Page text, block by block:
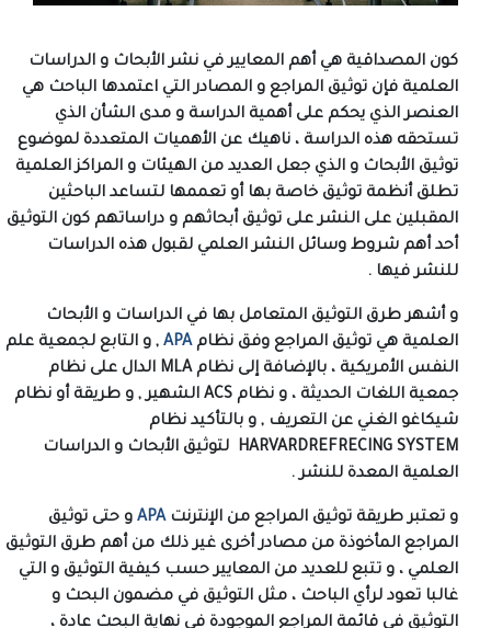
كون المصداقية هي أهم المعايير في نشر الأبحاث و الدراسات
العلمية فإن توثيق المراجع و المصادر التي اعتمدها الباحث هي
العنصر الذي يحكم على أهمية الدراسة و مدى الشأن الذي
تستحقه هذه الدراسة ، ناهيك عن الأهميات المتعددة لموضوع
توثيق الأبحاث و الذي جعل العديد من الهيئات و المراكز العلمية
تطلق أنظمة توثيق خاصة بها أو تعممها لتساعد الباحثين
المقبلين على النشر على توثيق أبحاثهم و دراساتهم كون التوثيق
أحد أهم شروط وسائل النشر العلمي لقبول هذه الدراسات
للنشر فيها .
و أشهر طرق التوثيق المتعامل بها في الدراسات و الأبحاث
العلمية هي توثيق المراجع وفق نظامAPA
,و التابع لجمعية علم
النفس الأمريكية ، بالإضافة إلى نظامMLA الدال على نظام
جمعية اللغات الحديثة ، و نظامACS الشهير , و طريقة أو نظام
شيكاغو الغني عن التعريف , و بالتأكيد نظام
HARVARDREFRECING SYSTEM لتوثيق الأبحاث و الدراسات
العلمية المعدة للنشر .
و تعتبر طريقة توثيق المراجع من الإنترنتAPA و حتى توثيق
المراجع المأخوذة من مصادر أخرى غير ذلك من أهم طرق التوثيق
العلمي ، و تتبع للعديد من المعايير حسب كيفية التوثيق و التي
غالبا تعود لرأي الباحث ، مثل التوثيق في مضمون البحث و
التوثيق في قائمة المراجع الموجودة في نهاية البحث عادة ،